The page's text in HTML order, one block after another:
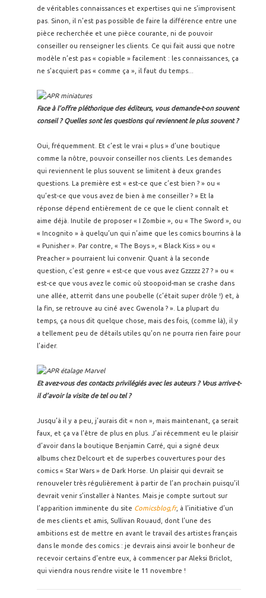
de véritables connaissances et expertises qui ne s'improvisent
pas. Sinon, il n’est pas possible de faire la différence entre une
pièce recherchée et une pièce courante, ni de pouvoir
conseiller ou renseigner les clients. Ce qui fait aussi que notre
modèle n’est pas « copiable » facilement : les connaissances, ça
ne s'acquiert pas « comme ça », il faut du temps...
Face à l’offre pléthorique des éditeurs, vous demande-t-on souvent
conseil ? Quelles sont les questions qui reviennent le plus souvent ?
Oui, fréquemment. Et c’est le vrai « plus » d’une boutique
comme la nôtre, pouvoir conseiller nos clients. Les demandes
qui reviennent le plus souvent se limitent à deux grandes
questions. La première est « est-ce que c’est bien ? » ou «
qu’est-ce que vous avez de bien à me conseiller ? » Et la
réponse dépend entièrement de ce que le client connaît et
aime déjà. Inutile de proposer « I Zombie », ou « The Sword », ou
« Incognito » à quelqu’un qui n’aime que les comics bourrins à la
« Punisher ». Par contre, « The Boys », « Black Kiss » ou «
Preacher » pourraient lui convenir. Quant à la seconde
question, c’est genre « est-ce que vous avez Gzzzzz 27 ? » ou «
est-ce que vous avez le comic où stoopoid-man se crashe dans
une allée, atterrit dans une poubelle (c’était super drôle !) et, à
la fin, se retrouve au ciné avec Gwenola ? ». La plupart du
temps, ça nous dit quelque chose, mais des fois, (comme là), il y
a tellement peu de détails utiles qu’on ne pourra rien faire pour
l’aider.
Et avez-vous des contacts privilégiés avec les auteurs ? Vous arrive-t-
il d’avoir la visite de tel ou tel ?
Jusqu’à il y a peu, j’aurais dit « non », mais maintenant, ça serait
faux, et ça va l’être de plus en plus. J’ai récemment eu le plaisir
d’avoir dans la boutique Benjamin Carré, qui a signé deux
albums chez Delcourt et de superbes couvertures pour des
comics « Star Wars » de Dark Horse. Un plaisir qui devrait se
renouveler très régulièrement à partir de l’an prochain puisqu’il
devrait venir s’installer à Nantes. Mais je compte surtout sur
l’apparition imminente du site Comicsblog,fr, à l’initiative d’un
de mes clients et amis, Sullivan Rouaud, dont l’une des
ambitions est de mettre en avant le travail des artistes français
dans le monde des comics : je devrais ainsi avoir le bonheur de
recevoir certains d’entre eux, à commencer par Aleksi Briclot,
qui viendra nous rendre visite le 11 novembre !